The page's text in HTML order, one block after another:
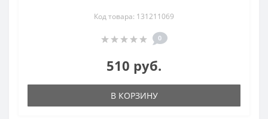
Код товара: 131211069
0
510 руб.
В КОРЗИНУ